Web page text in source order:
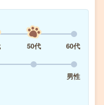
50代
60代
男性